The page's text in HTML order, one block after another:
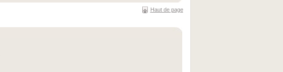
Haut de page